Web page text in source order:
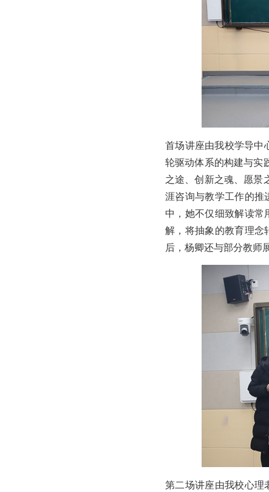
首场讲座由我校学导中
轮驱动体系的构建与实
之途、创新之魂、愿景
涯咨询与教学工作的推
中，她不仅细致解读
解，将抽象的教育理念
后，杨卿还与部分教师
第二场讲座由我校心理